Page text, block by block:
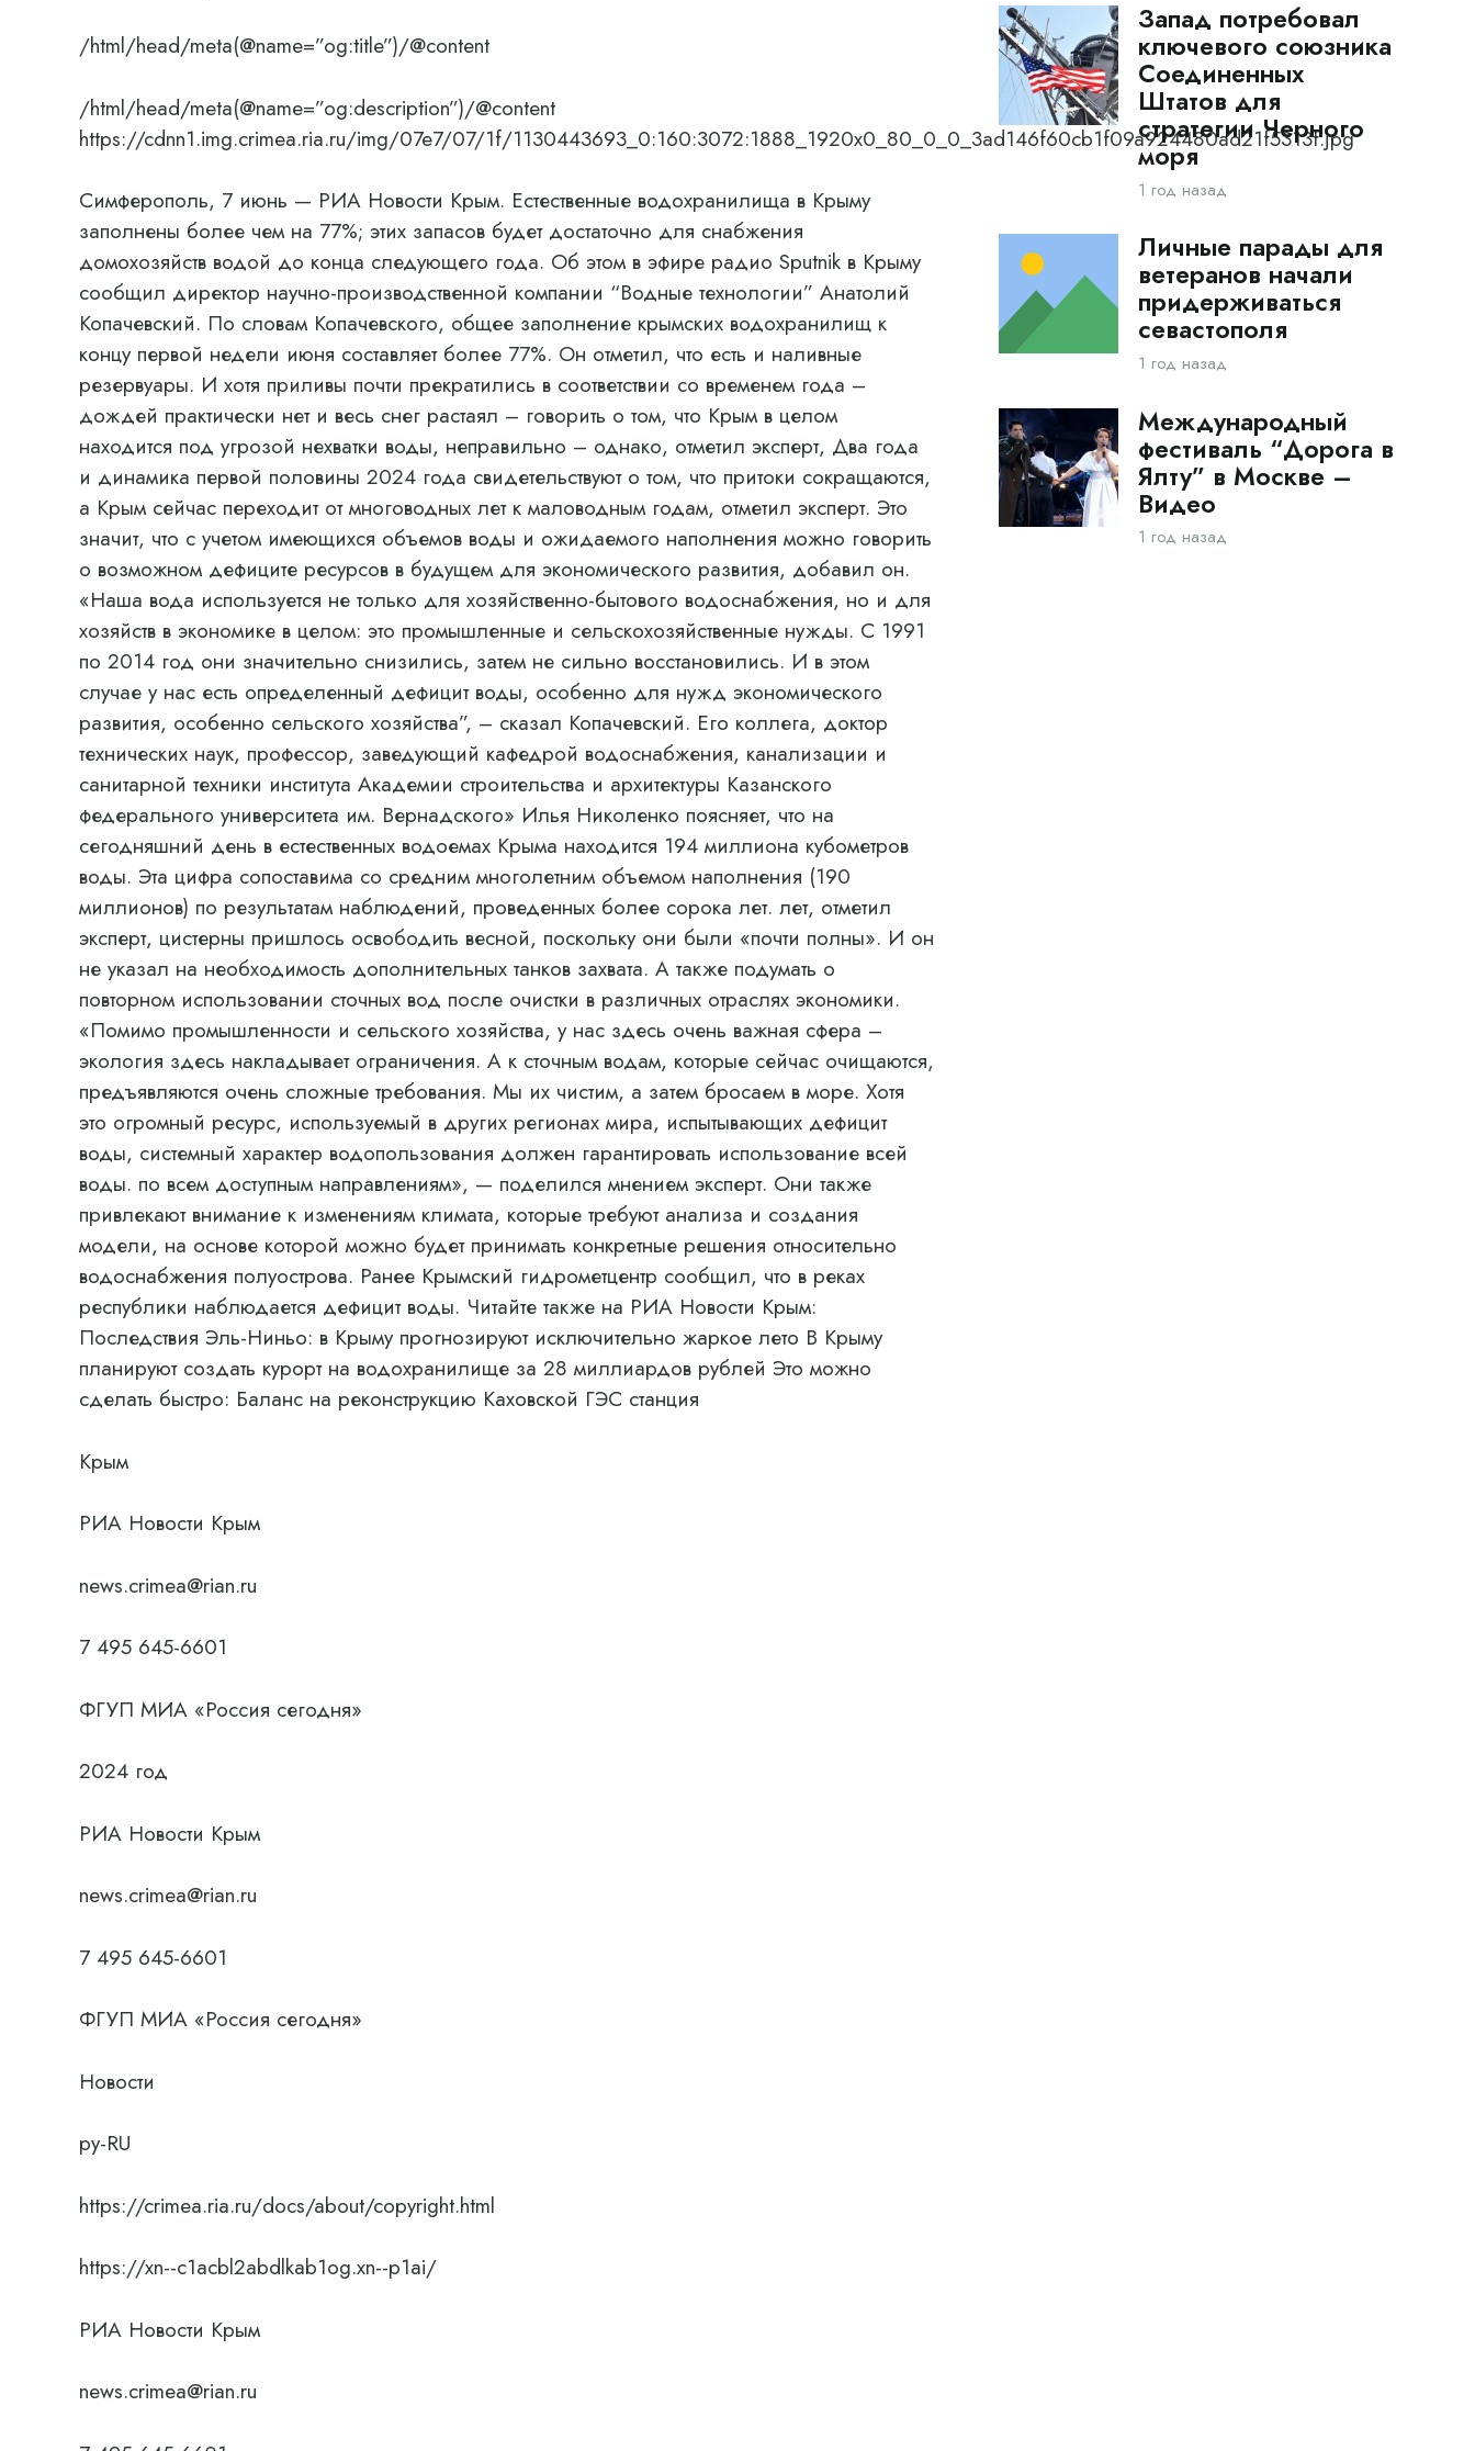
/html/head/meta(@name=”og:title”)/@content
/html/head/meta(@name=”og:description”)/@content
https://cdnn1.img.crimea.ria.ru/img/07e7/07/1f/1130443693_0:160:3072:1888_1920x0_80_0_0_3ad146f60cb1f09a924480ad21f5313f.jpg
Симферополь, 7 июнь — РИА Новости Крым. Естественные водохранилища в Крыму
заполнены более чем на 77%; этих запасов будет достаточно для снабжения
домохозяйств водой до конца следующего года. Об этом в эфире радио Sputnik в Крыму
сообщил директор научно-производственной компании “Водные технологии” Анатолий
Копачевский. По словам Копачевского, общее заполнение крымских водохранилищ к
концу первой недели июня составляет более 77%. Он отметил, что есть и наливные
резервуары. И хотя приливы почти прекратились в соответствии со временем года –
дождей практически нет и весь снег растаял – говорить о том, что Крым в целом
находится под угрозой нехватки воды, неправильно – однако, отметил эксперт, Два года
и динамика первой половины 2024 года свидетельствуют о том, что притоки сокращаются,
а Крым сейчас переходит от многоводных лет к маловодным годам, отметил эксперт. Это
значит, что с учетом имеющихся объемов воды и ожидаемого наполнения можно говорить
о возможном дефиците ресурсов в будущем для экономического развития, добавил он.
«Наша вода используется не только для хозяйственно-бытового водоснабжения, но и для
хозяйств в экономике в целом: это промышленные и сельскохозяйственные нужды. С 1991
по 2014 год они значительно снизились, затем не сильно восстановились. И в этом
случае у нас есть определенный дефицит воды, особенно для нужд экономического
развития, особенно сельского хозяйства”, – сказал Копачевский. Его коллега, доктор
технических наук, профессор, заведующий кафедрой водоснабжения, канализации и
санитарной техники института Академии строительства и архитектуры Казанского
федерального университета им. Вернадского» Илья Николенко поясняет, что на
сегодняшний день в естественных водоемах Крыма находится 194 миллиона кубометров
воды. Эта цифра сопоставима со средним многолетним объемом наполнения (190
миллионов) по результатам наблюдений, проведенных более сорока лет. лет, отметил
эксперт, цистерны пришлось освободить весной, поскольку они были «почти полны». И он
не указал на необходимость дополнительных танков захвата. А также подумать о
повторном использовании сточных вод после очистки в различных отраслях экономики.
«Помимо промышленности и сельского хозяйства, у нас здесь очень важная сфера –
экология здесь накладывает ограничения. А к сточным водам, которые сейчас очищаются,
предъявляются очень сложные требования. Мы их чистим, а затем бросаем в море. Хотя
это огромный ресурс, используемый в других регионах мира, испытывающих дефицит
воды, системный характер водопользования должен гарантировать использование всей
воды. по всем доступным направлениям», — поделился мнением эксперт. Они также
привлекают внимание к изменениям климата, которые требуют анализа и создания
модели, на основе которой можно будет принимать конкретные решения относительно
водоснабжения полуострова. Ранее Крымский гидрометцентр сообщил, что в реках
республики наблюдается дефицит воды. Читайте также на РИА Новости Крым:
Последствия Эль-Ниньо: в Крыму прогнозируют исключительно жаркое лето В Крыму
планируют создать курорт на водохранилище за 28 миллиардов рублей Это можно
сделать быстро: Баланс на реконструкцию Каховской ГЭС станция
Крым
РИА Новости Крым
news.crimea@rian.ru
7 495 645-6601
ФГУП МИА «Россия сегодня»
2024 год
РИА Новости Крым
news.crimea@rian.ru
7 495 645-6601
ФГУП МИА «Россия сегодня»
Новости
ру-RU
https://crimea.ria.ru/docs/about/copyright.html
https://xn--c1acbl2abdlkab1og.xn--p1ai/
РИА Новости Крым
news.crimea@rian.ru
Запад потребовал
ключевого союзника
Соединенных
Штатов для
стратегии Черного
моря
1 год назад
Личные парады для
ветеранов начали
придерживаться
севастополя
1 год назад
Международный
фестиваль “Дорога в
Ялту” в Москве –
Видео
1 год назад